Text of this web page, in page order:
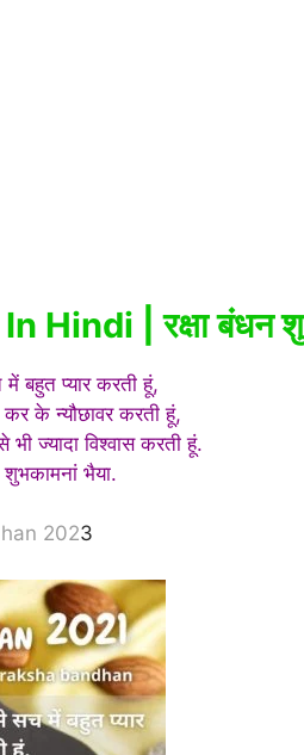
| रक्षा बंधन
बहुत प्यार करती हूं,
के न्यौछावर करती हूं,
ज्यादा विश्वास करती हूं.
शुभकामनां भैया.
2023